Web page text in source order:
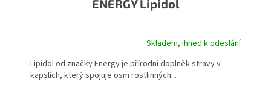
ENERGY Lipidol
Skladem, ihned k odeslání
Lipidol od značky Energy je přírodní doplněk stravy v
kapslích, který spojuje osm rostlinných...